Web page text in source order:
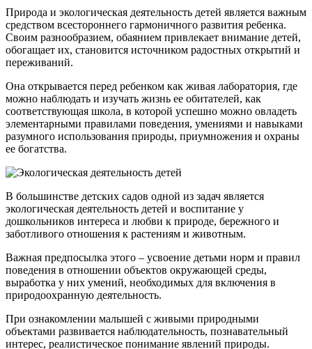
Природа и экологическая деятельность детей является важным
средством всестороннего гармоничного развития ребенка.
Своим разнообразием, обаянием привлекает внимание детей,
обогащает их, становится источником радостных открытий и
переживаний.
Она открывается перед ребенком как живая лаборатория, где
можно наблюдать и изучать жизнь ее обитателей, как
соответствующая школа, в которой успешно можно овладеть
элементарными правилами поведения, умениями и навыками
разумного использования природы, приумножения и охраны
ее богатства.
В большинстве детских садов одной из задач является
экологическая деятельность детей и воспитание у
дошкольников интереса и любви к природе, бережного и
заботливого отношения к растениям и животным.
Важная предпосылка этого – усвоение детьми норм и правил
поведения в отношении объектов окружающей среды,
выработка у них умений, необходимых для включения в
природоохранную деятельность.
При ознакомлении малышей с живыми природными
объектами развивается наблюдательность, познавательный
интерес, реалистическое понимание явлений природы.